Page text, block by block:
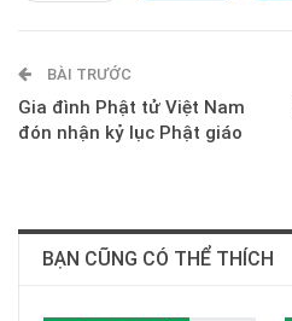
E-mail
BÀI TRƯỚC
Gia đình Phật tử Việt Nam
đón nhận kỷ lục Phật giáo
BẠN CŨNG CÓ THỂ THÍCH